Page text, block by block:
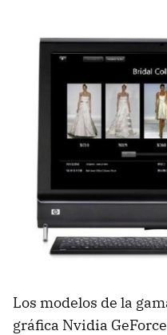
Los modelos de la
gráfica Nvidia